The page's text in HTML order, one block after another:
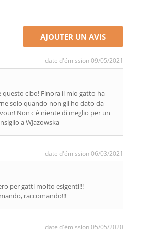
AJOUTER UN AVIS
date d'émission 09/05/2021
questo cibo! Finora il mio gatto ha
solo quando non gli ho dato da
Non c'è niente di meglio per un
a WJazowska
date d'émission 06/03/2021
per gatti molto esigenti!!!
raccomando!!!
date d'émission 05/05/2020